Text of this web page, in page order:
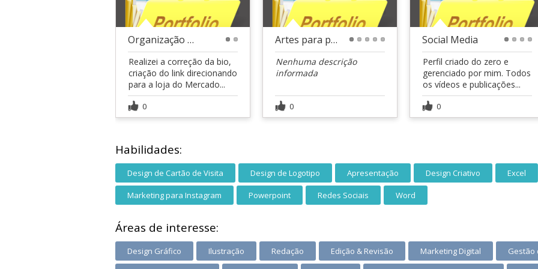
Organização Instagram
Realizei a correção da bio,
criação do link direcionando
para a loja do Mercado...
0
Artes para posts
Nenhuma descrição
informada
0
Social Media
Perfil criado do zero e
gerenciado por mim. Todos
os vídeos e publicações...
0
Habilidades:
Design de Cartão de Visita Design de Logotipo Apresentação Design Criativo Excel
Marketing para Instagram Powerpoint Redes Sociais Word
Áreas de interesse:
Design Gráfico Ilustração Redação Edição & Revisão Marketing Digital Gestão